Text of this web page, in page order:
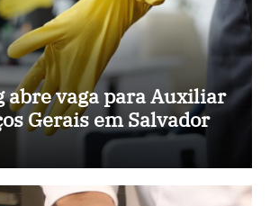
abre vaga para Auxiliar
Gerais em Salvador